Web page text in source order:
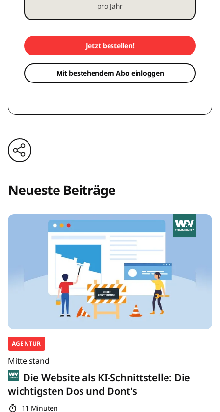
pro Jahr
Jetzt bestellen!
Mit bestehendem Abo einloggen
Neueste Beiträge
AGENTUR
Mittelstand
Die Website als KI-Schnittstelle: Die
wichtigsten Dos und Dont's
11 Minuten